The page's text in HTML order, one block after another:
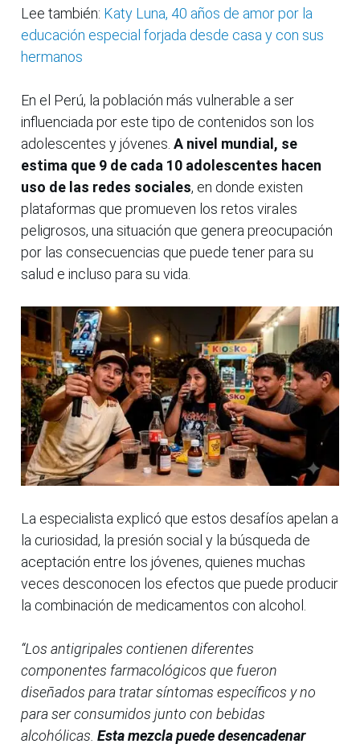
Lee también: Katy Luna, 40 años de amor por la
educación especial forjada desde casa y con sus
hermanos
En el Perú, la población más vulnerable a ser
influenciada por este tipo de contenidos son los
adolescentes y jóvenes. A nivel mundial, se
estima que 9 de cada 10 adolescentes hacen
uso de las redes sociales, en donde existen
plataformas que promueven los retos virales
peligrosos, una situación que genera preocupación
por las consecuencias que puede tener para su
salud e incluso para su vida.
La especialista explicó que estos desafíos apelan a
la curiosidad, la presión social y la búsqueda de
aceptación entre los jóvenes, quienes muchas
veces desconocen los efectos que puede producir
la combinación de medicamentos con alcohol.
“Los antigripales contienen diferentes
componentes farmacológicos que fueron
diseñados para tratar síntomas específicos y no
para ser consumidos junto con bebidas
alcohólicas. Esta mezcla puede desencadenar